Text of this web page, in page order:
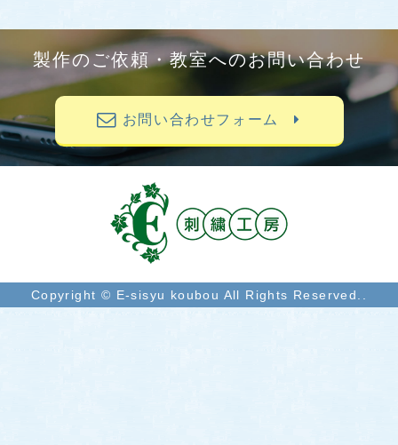
製作のご依頼・教室へのお問い合わせ
お問い合わせフォーム
Copyright © E-sisyu koubou All Rights Reserved..